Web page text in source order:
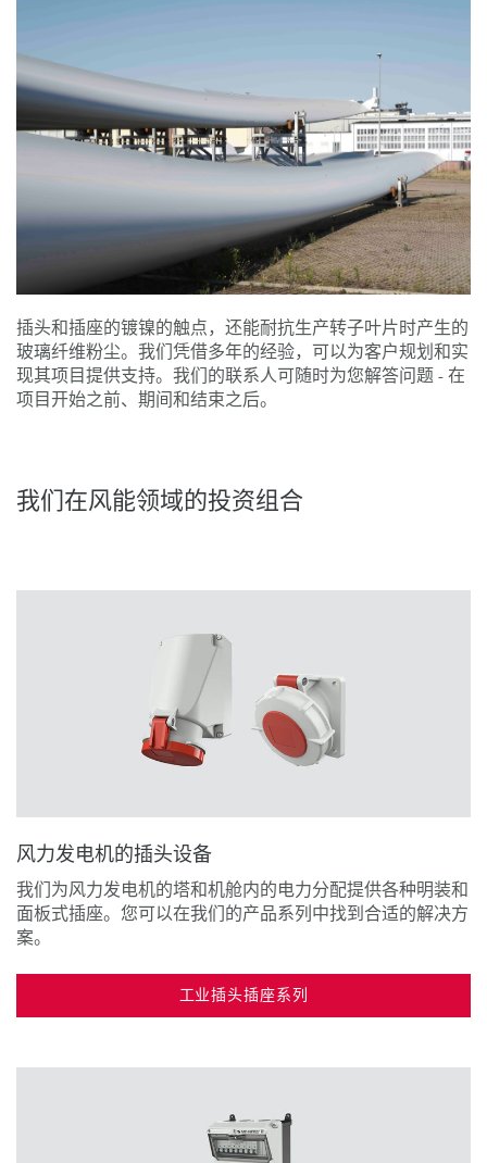
插头和插座的镀镍的触点，还能耐抗生产转子叶片时产生的
玻璃纤维粉尘。我们凭借多年的经验，可以为客户规划和实
现其项目提供支持。我们的联系人可随时为您解答问题 - 在
项目开始之前、期间和结束之后。
我们在风能领域的投资组合
风力发电机的插头设备
我们为风力发电机的塔和机舱内的电力分配提供各种明装和
面板式插座。您可以在我们的产品系列中找到合适的解决方
案。
工业插头插座系列